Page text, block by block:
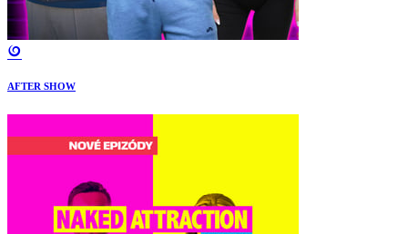
AFTER SHOW